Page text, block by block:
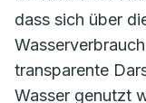
dass sich über
transparente
Wasser genutzt